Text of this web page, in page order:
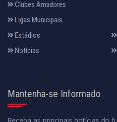
Clubes Amadores
Ligas Municipais
Estádios
Notícias
Mantenha-se Informado
Receba as principais notícias do